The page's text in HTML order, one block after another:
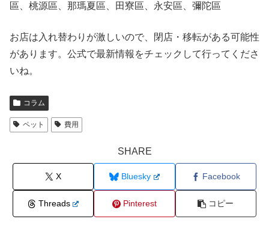
區、桃源區、那瑪夏區、田寮區、永安區、彌陀區
お店は入れ替わりが激しいので、閉店・移転がある可能性
があります。公式で最新情報をチェックして行ってくださ
いね。
コラム
ペット 費用
SHARE
X Bluesky Facebook
Threads Pinterest コピー